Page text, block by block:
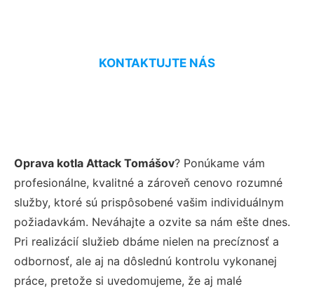
KONTAKTUJTE NÁS
Oprava kotla Attack Tomášov? Ponúkame vám
profesionálne, kvalitné a zároveň cenovo rozumné
služby, ktoré sú prispôsobené vašim individuálnym
požiadavkám. Neváhajte a ozvite sa nám ešte dnes.
Pri realizácií služieb dbáme nielen na precíznosť a
odbornosť, ale aj na dôslednú kontrolu vykonanej
práce, pretože si uvedomujeme, že aj malé